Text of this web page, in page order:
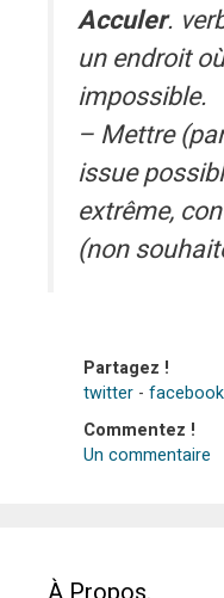
Acculer.
un endroit
impossible.
– Mettre
issue
extrême,
(non
Partagez !
twitter - facebook
Commentez !
Un commentaire